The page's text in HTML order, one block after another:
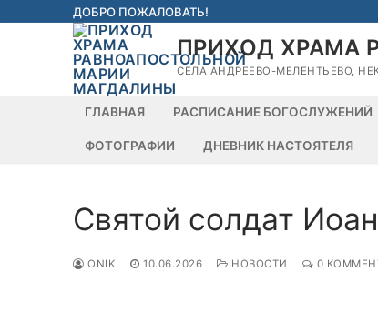
содержимому
ДОБРО ПОЖАЛОВАТЬ!
ПРИХОД ХРАМА
СЕЛА АНДРЕЕВО-МЕЛЕНТЬЕВО,
ГЛАВНАЯ РАСПИСАНИЕ БОГОСЛУЖЕНИЙ
ФОТОГРАФИИ ДНЕВНИК НАСТОЯТЕЛЯ
Святой солдат
ONIK 10.06.2026 НОВОСТИ 0